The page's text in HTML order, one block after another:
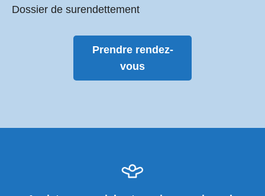
Dossier de surendettement
Prendre rendez-
vous